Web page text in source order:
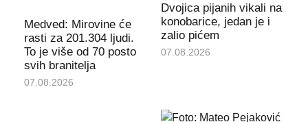
Medved: Mirovine će
rasti za 201.304 ljudi.
To je više od 70 posto
svih branitelja
07.08.2026
Dvojica pijanih vikali na
konobarice, jedan je i
zalio pićem
07.08.2026